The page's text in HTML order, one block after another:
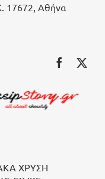
17672, Αθήνα
ΧΡΥΣΗ